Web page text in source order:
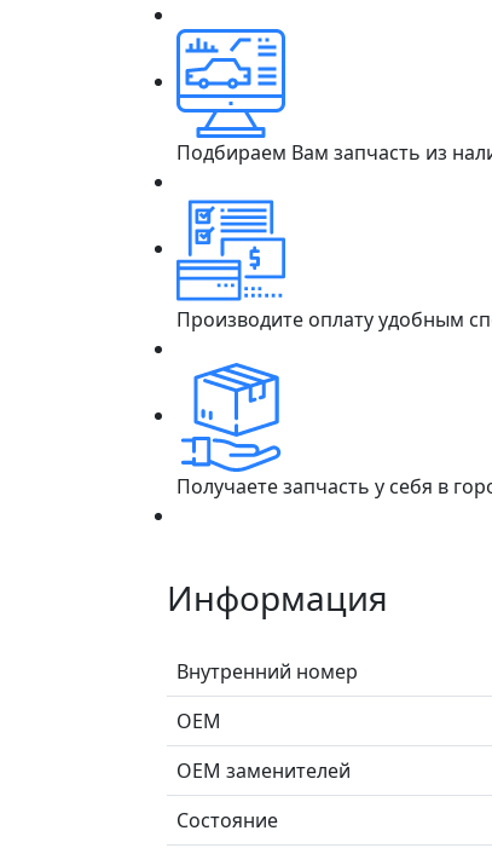
Подбираем Вам запчасть из
Производите оплату удобным
Получаете запчасть у себя в
Информация
Внутренний номер
ОЕМ
ОЕМ заменителей
Состояние